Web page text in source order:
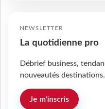
NEWSLETTER
La quotidienne pro
Débrief business,
nouveautés destinations.
Je m'inscris